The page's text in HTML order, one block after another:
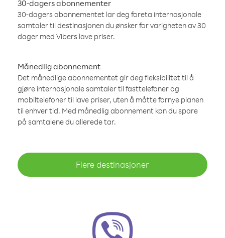
30-dagers abonnementer
30-dagers abonnementet lar deg foreta internasjonale
samtaler til destinasjonen du ønsker for varigheten av 30
dager med Vibers lave priser.
Månedlig abonnement
Det månedlige abonnementet gir deg fleksibilitet til å
gjøre internasjonale samtaler til fasttelefoner og
mobiltelefoner til lave priser, uten å måtte fornye planen
til enhver tid. Med månedlig abonnement kan du spare
på samtalene du allerede tar.
Flere destinasjoner